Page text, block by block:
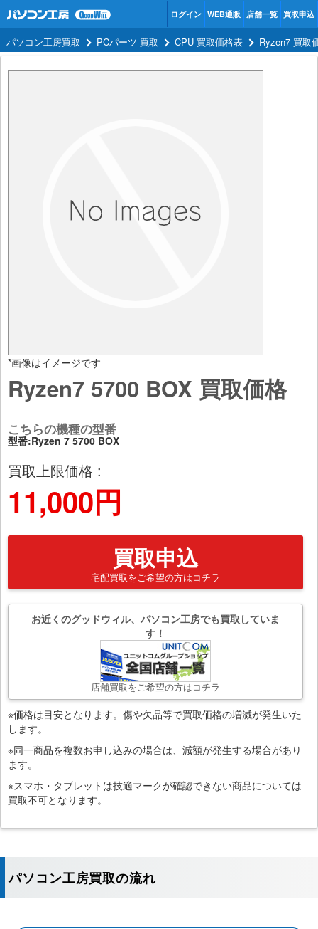
ログイン WEB通販 店舗一覧 買取申込
パソコン工房買取 PCパーツ 買取 CPU 買取価格表 Ryzen7 買取
*画像はイメージです
Ryzen7 5700 BOX 買取価格
こちらの機種の型番
型番:Ryzen 7 5700 BOX
買取上限価格 :
11,000円
買取申込
宅配買取をご希望の方はコチラ
お近くのグッドウィル、パソコン工房でも買取していま
す！
店舗買取をご希望の方はコチラ
※価格は目安となります。傷や欠品等で買取価格の増減が発生いた
します。
※同一商品を複数お申し込みの場合は、減額が発生する場合があり
ます。
※スマホ・タブレットは技適マークが確認できない商品については
買取不可となります。
パソコン工房買取の流れ